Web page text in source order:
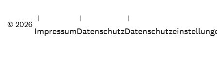
© 2026
ImpressumDatenschutz